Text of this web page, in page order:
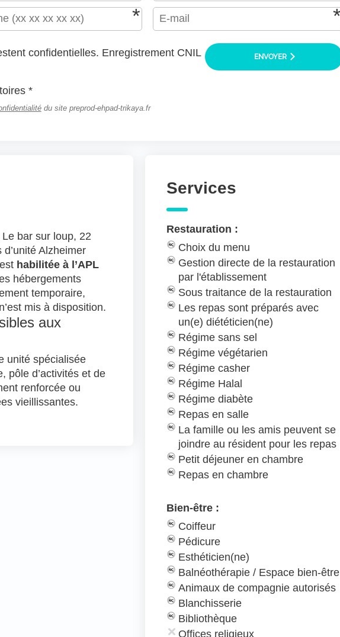
ENVOYER
confidentielles. Enregistrement CNIL
*
du site preprod-ehpad-trikaya.fr
bar sur loup, 22
Alzheimer
habilitée à l’APL
hébergements
temporaire,
mis à disposition.
aux
unité spécialisée
pôle d’activités et de
renforcée ou
vieillissantes.
Services
Restauration :
Choix du menu
Gestion directe de la restauration
par l'établissement
Sous traitance de la restauration
Les repas sont préparés avec
un(e) diététicien(ne)
Régime sans sel
Régime végétarien
Régime casher
Régime Halal
Régime diabète
Repas en salle
La famille ou les amis peuvent se
joindre au résident pour les repas
Petit déjeuner en chambre
Repas en chambre
Bien-être :
Coiffeur
Pédicure
Esthéticien(ne)
Balnéothérapie / Espace bien-être
Animaux de compagnie autorisés
Blanchisserie
Bibliothèque
Offices religieux